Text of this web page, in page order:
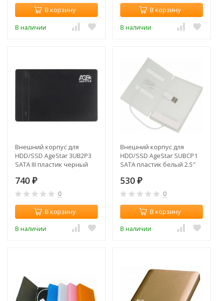
В корзину
В наличии
В корзину
В наличии
Внешний корпус для
HDD/SSD AgeStar 3UB2P3
SATA III пластик черный
740 ₽
0
В корзину
В наличии
Внешний корпус для
HDD/SSD AgeStar SUBCP1
SATA пластик белый 2.5"
530 ₽
0
В корзину
В наличии